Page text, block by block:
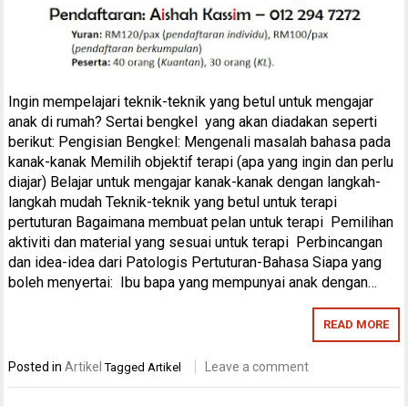
Ingin mempelajari teknik-teknik yang betul untuk mengajar
anak di rumah? Sertai bengkel yang akan diadakan seperti
berikut: Pengisian Bengkel: Mengenali masalah bahasa pada
kanak-kanak Memilih objektif terapi (apa yang ingin dan perlu
diajar) Belajar untuk mengajar kanak-kanak dengan langkah-
langkah mudah Teknik-teknik yang betul untuk terapi
pertuturan Bagaimana membuat pelan untuk terapi Pemilihan
aktiviti dan material yang sesuai untuk terapi Perbincangan
dan idea-idea dari Patologis Pertuturan-Bahasa Siapa yang
boleh menyertai: Ibu bapa yang mempunyai anak dengan…
READ MORE
Posted inArtikel TaggedArtikel Leave a comment